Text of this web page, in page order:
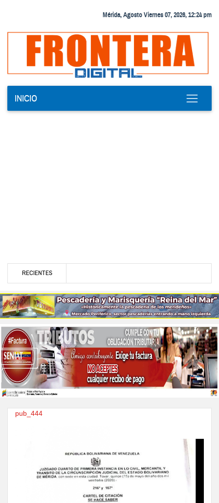
Mérida, Agosto Viernes 07, 2026, 12:24 pm
INICIO
RECIENTES
pub_444